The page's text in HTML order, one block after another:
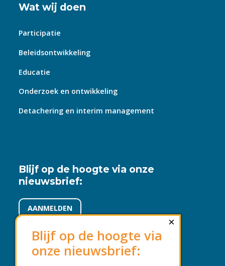
Wat wij doen
Participatie
Beleidsontwikkeling
Educatie
Onderzoek en ontwikkeling
Detachering en interim management
Blijf op de hoogte via onze
nieuwsbrief:
AANMELDEN
Voorwaarden en beleid
×
Blijf op de hoogte via
onze nieuwsbrief: